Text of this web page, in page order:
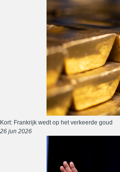
Kort: Frankrijk wedt op het verkeerde goud
26 jun 2026